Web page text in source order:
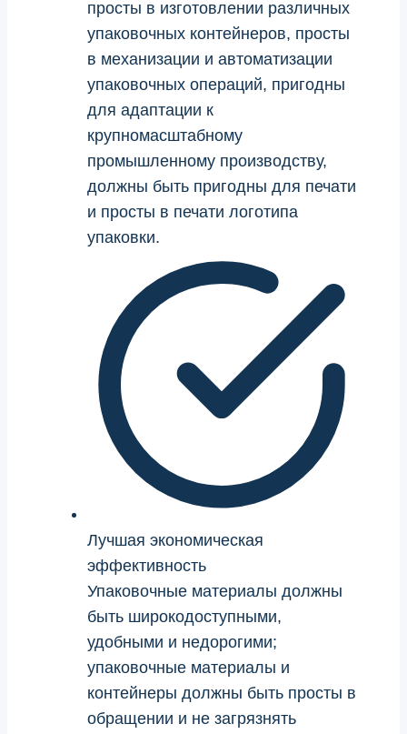
просты в изготовлении различных
упаковочных контейнеров, просты
в механизации и автоматизации
упаковочных операций, пригодны
для адаптации к
крупномасштабному
промышленному производству,
должны быть пригодны для печати
и просты в печати логотипа
упаковки.
Лучшая экономическая
эффективность
Упаковочные материалы должны
быть широкодоступными,
удобными и недорогими;
упаковочные материалы и
контейнеры должны быть просты в
обращении и не загрязнять